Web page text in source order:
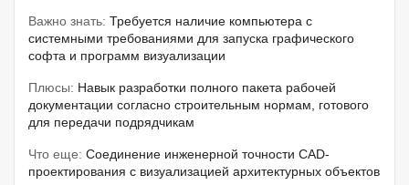
Важно знать: Требуется наличие компьютера с
системными требованиями для запуска графического
софта и программ визуализации
Плюсы: Навык разработки полного пакета рабочей
документации согласно строительным нормам, готового
для передачи подрядчикам
Что еще: Соединение инженерной точности CAD-
проектирования с визуализацией архитектурных объектов